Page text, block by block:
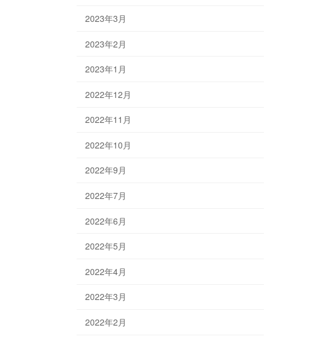
2023年3月
2023年2月
2023年1月
2022年12月
2022年11月
2022年10月
2022年9月
2022年7月
2022年6月
2022年5月
2022年4月
2022年3月
2022年2月